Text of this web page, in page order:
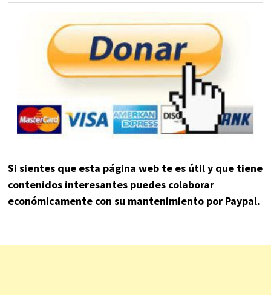
Si sientes que esta página web te es útil y que tiene
contenidos interesantes puedes colaborar
económicamente con su mantenimiento por Paypal.